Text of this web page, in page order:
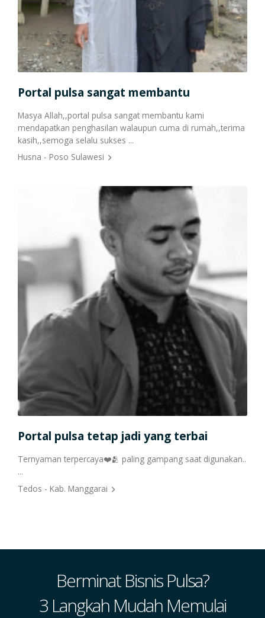
Portal pulsa sangat membantu
Masya Allah,,portal pulsa sangat membantu kami
mendapatkan penghasilan walaupun cuma di rumah,,terima
kasih,,semoga selalu sukses ...
Husna - Poso Sulawesi
Portal pulsa tetap jadi yang terbai
Ternyaman terpercaya❤️🫂 paling gampang saat digunakan..
...
Tedos - Kab. Manggarai
Berminat Bisnis Pulsa?
3 Langkah Mudah Memulai